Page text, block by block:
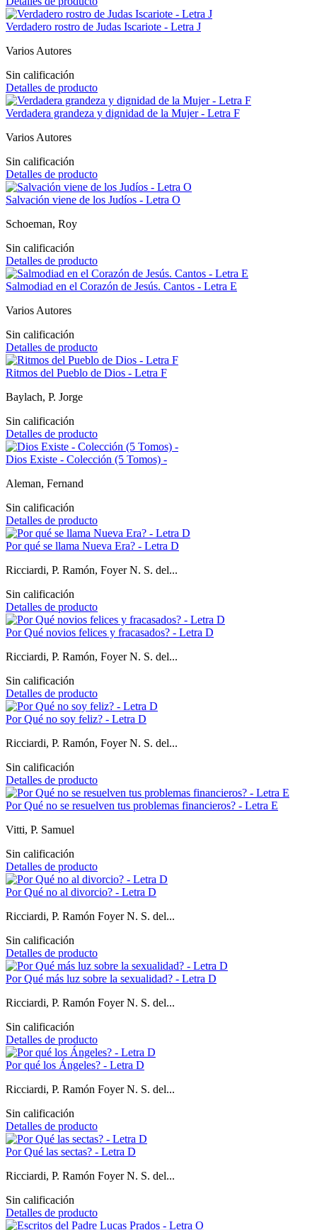
Verdadero rostro de Judas Iscariote - Letra J
Varios Autores
Sin calificación
Detalles de producto
Verdadera grandeza y dignidad de la Mujer - Letra F
Varios Autores
Sin calificación
Detalles de producto
Salvación viene de los Judíos - Letra O
Schoeman, Roy
Sin calificación
Detalles de producto
Salmodiad en el Corazón de Jesús. Cantos - Letra E
Varios Autores
Sin calificación
Detalles de producto
Ritmos del Pueblo de Dios - Letra F
Baylach, P. Jorge
Sin calificación
Detalles de producto
Dios Existe - Colección (5 Tomos) -
Aleman, Fernand
Sin calificación
Detalles de producto
Por qué se llama Nueva Era? - Letra D
Ricciardi, P. Ramón, Foyer N. S. del...
Sin calificación
Detalles de producto
Por Qué novios felices y fracasados? - Letra D
Ricciardi, P. Ramón, Foyer N. S. del...
Sin calificación
Detalles de producto
Por Qué no soy feliz? - Letra D
Ricciardi, P. Ramón, Foyer N. S. del...
Sin calificación
Detalles de producto
Por Qué no se resuelven tus problemas financieros? - Letra E
Vitti, P. Samuel
Sin calificación
Detalles de producto
Por Qué no al divorcio? - Letra D
Ricciardi, P. Ramón Foyer N. S. del...
Sin calificación
Detalles de producto
Por Qué más luz sobre la sexualidad? - Letra D
Ricciardi, P. Ramón Foyer N. S. del...
Sin calificación
Detalles de producto
Por qué los Ángeles? - Letra D
Ricciardi, P. Ramón Foyer N. S. del...
Sin calificación
Detalles de producto
Por Qué las sectas? - Letra D
Ricciardi, P. Ramón Foyer N. S. del...
Sin calificación
Detalles de producto